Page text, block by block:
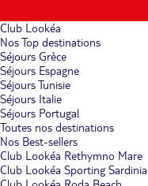
Club Lookéa
Nos Top destinations
Séjours Grèce
Séjours Espagne
Séjours Tunisie
Séjours Italie
Séjours Portugal
Toutes nos destinations
Nos Best-sellers
Club Lookéa Rethymno Mare
Club Lookéa Sporting Sardinia